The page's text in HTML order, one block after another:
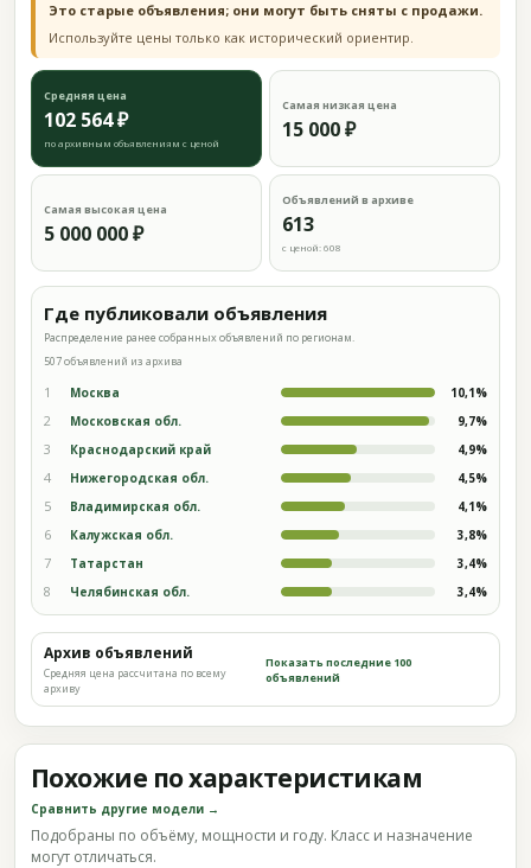
Это старые объявления; они могут быть сняты с продажи.
Используйте цены только как исторический ориентир.
Средняя цена
102 564 ₽
по архивным объявлениям с ценой
Самая низкая цена
15 000 ₽
Самая высокая цена
5 000 000 ₽
Объявлений в архиве
613
с ценой: 608
Где публиковали объявления
Распределение ранее собранных объявлений по регионам.
507 объявлений из архива
1 Москва 10,1%
2 Московская обл. 9,7%
3 Краснодарский край 4,9%
4 Нижегородская обл. 4,5%
5 Владимирская обл. 4,1%
6 Калужская обл. 3,8%
7 Татарстан 3,4%
8 Челябинская обл. 3,4%
Архив объявлений
Средняя цена рассчитана по всему
архиву
Показать последние 100
объявлений
Похожие по характеристикам
Сравнить другие модели →
Подобраны по объёму, мощности и году. Класс и назначение
могут отличаться.